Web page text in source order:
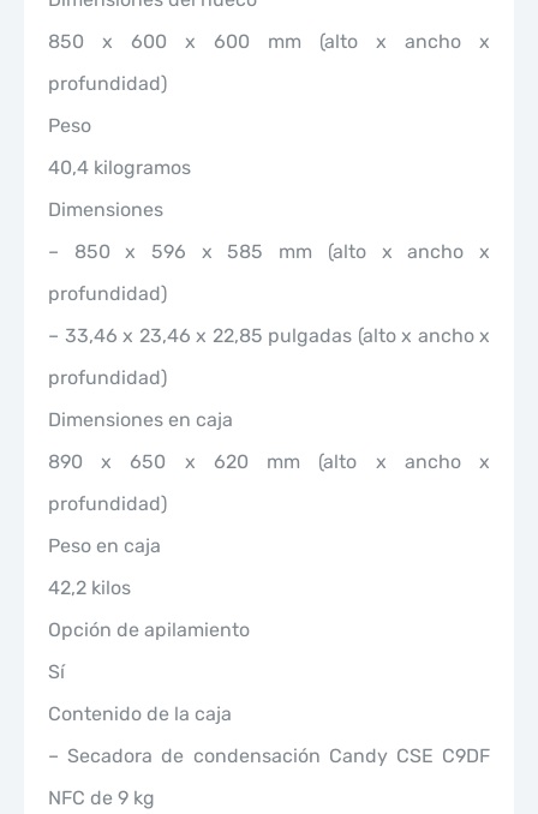
850 x 600 x 600 mm (alto x ancho x
profundidad)
Peso
40,4 kilogramos
Dimensiones
– 850 x 596 x 585 mm (alto x ancho x
profundidad)
– 33,46 x 23,46 x 22,85 pulgadas (alto x ancho x
profundidad)
Dimensiones en caja
890 x 650 x 620 mm (alto x ancho x
profundidad)
Peso en caja
42,2 kilos
Opción de apilamiento
Sí
Contenido de la caja
– Secadora de condensación Candy CSE C9DF
NFC de 9 kg